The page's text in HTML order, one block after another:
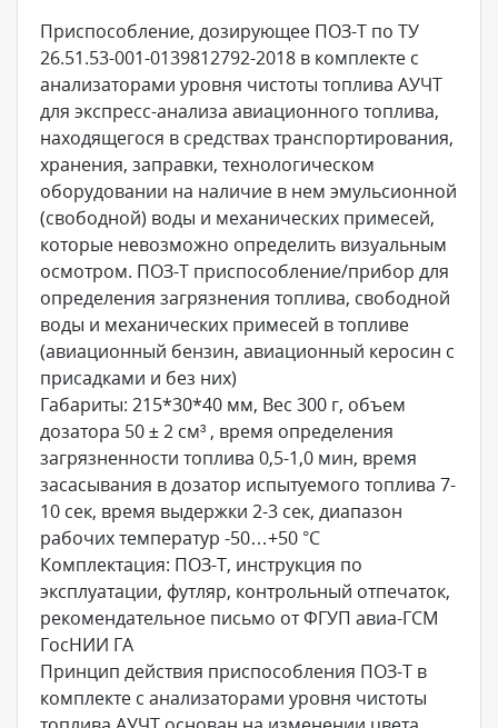
Приспособление, дозирующее ПОЗ-Т по ТУ
26.51.53-001-0139812792-2018 в комплекте с
анализаторами уровня чистоты топлива АУЧТ
для экспресс-анализа авиационного топлива,
находящегося в средствах транспортирования,
хранения, заправки, технологическом
оборудовании на наличие в нем эмульсионной
(свободной) воды и механических примесей,
которые невозможно определить визуальным
осмотром. ПОЗ-Т приспособление/прибор для
определения загрязнения топлива, свободной
воды и механических примесей в топливе
(авиационный бензин, авиационный керосин с
присадками и без них)
Габариты: 215*30*40 мм, Вес 300 г, объем
дозатора 50 ± 2 см³ , время определения
загрязненности топлива 0,5-1,0 мин, время
засасывания в дозатор испытуемого топлива 7-
10 сек, время выдержки 2-3 сек, диапазон
рабочих температур -50…+50 °С
Комплектация: ПОЗ-Т, инструкция по
эксплуатации, футляр, контрольный отпечаток,
рекомендательное письмо от ФГУП авиа-ГСМ
ГосНИИ ГА
Принцип действия приспособления ПОЗ-Т в
комплекте с анализаторами уровня чистоты